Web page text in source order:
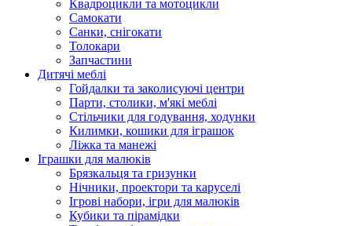
Квадроцикли та мотоцикли
Самокати
Санки, снігокати
Толокари
Запчастини
Дитячі меблі
Гойдалки та заколисуючі центри
Парти, столики, м'які меблі
Стільчики для годування, ходунки
Килимки, кошики для іграшок
Ліжка та манежі
Іграшки для малюків
Брязкальця та гризунки
Нічники, проектори та каруселі
Ігрові набори, ігри для малюків
Кубики та пірамідки